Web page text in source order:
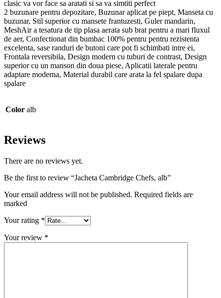
clasic va vor face sa aratati si sa va simtiti perfect
2 buzunare pentru depozitare, Buzunar aplicat pe piept, Manseta cu
buzunar, Stil superior cu mansete frantuzesti, Guler mandarin,
MeshAir a tesatura de tip plasa aerata sub brat pentru a mari fluxul
de aer, Confectionat din bumbac 100% pentru pentru rezistenta
excelenta, sase randuri de butoni care pot fi schimbati intre ei,
Frontala reversibila, Design modern cu tuburi de contrast, Design
superior cu un manson din doua piese, Aplicatii laterale pentru
adaptare moderna, Material durabil care arata la fel spalare dupa
spalare
Color alb
Reviews
There are no reviews yet.
Be the first to review “Jacheta Cambridge Chefs, alb”
Your email address will not be published. Required fields are
marked
Your rating *
Your review *